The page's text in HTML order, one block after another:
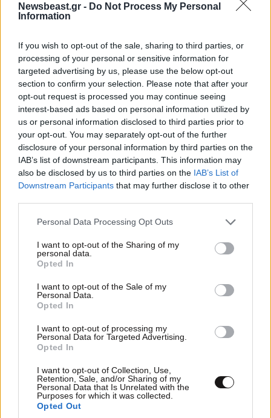
Newsbeast.gr - Do Not Process My Personal
Information
If you wish to opt-out of the sale, sharing to third parties, or
processing of your personal or sensitive information for
targeted advertising by us, please use the below opt-out
section to confirm your selection. Please note that after your
opt-out request is processed you may continue seeing
interest-based ads based on personal information utilized by
us or personal information disclosed to third parties prior to
your opt-out. You may separately opt-out of the further
disclosure of your personal information by third parties on the
IAB’s list of downstream participants. This information may
also be disclosed by us to third parties on the IAB’s List of
Downstream Participants that may further disclose it to other
Please note that this website/app uses one or more Google
not limited to your visit or usage behaviour. You may click to
grant or deny consent to Google and its third-party tags to
use your data for below specified purposes in below Google
consent section.
Personal Data Processing Opt Outs
I want to opt-out of the Sharing of my
personal data.
Opted In
I want to opt-out of the Sale of my
Personal Data.
Opted In
I want to opt-out of processing my
Personal Data for Targeted Advertising.
Opted In
I want to opt-out of Collection, Use,
Retention, Sale, and/or Sharing of my
Personal Data that Is Unrelated with the
Purposes for which it was collected.
Opted Out
τροχαίο στις Σέρρες: Η στιγμή που το ΙΧ μπαίνει
και μητέρα